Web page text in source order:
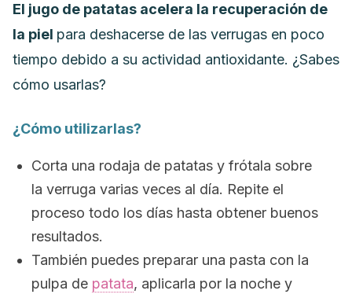
El jugo de patatas acelera la recuperación de
la piel para deshacerse de las verrugas en poco
tiempo debido a su actividad antioxidante. ¿Sabes
cómo usarlas?
¿Cómo utilizarlas?
Corta una rodaja de patatas y frótala sobre
la verruga varias veces al día. Repite el
proceso todo los días hasta obtener buenos
resultados.
También puedes preparar una pasta con la
pulpa de patata, aplicarla por la noche y